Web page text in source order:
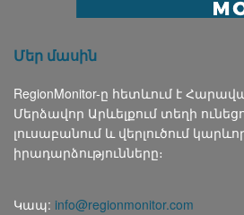
Մեր մասին
RegionMonitor-ը հետևում է
Մերձավոր Արևելքում տեղի
լուսաբանում և վերլուծում
իրադարձությունները։
Կապ: info@regionmonitor.com